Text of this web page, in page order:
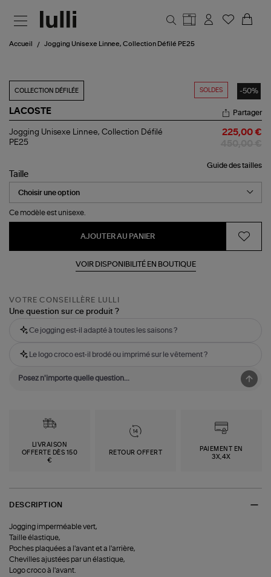
Accueil Jogging Unisexe Linnee, Collection Défilé PE25
SOLDES -50%
COLLECTION DÉFILÉE
LACOSTE
Jogging
Unisexe
Défilé
PE25
Partager
Jogging Unisexe Linnee, Collection Défilé
PE25
225,00 €
Guide des tailles
Taille
Ce modèle est unisexe.
AJOUTER AU PANIER
VOIR DISPONIBILITÉ EN BOUTIQUE
VOTRE CONSEILLÈRE LULLI
Une question sur ce produit ?
Ce jogging est-il adapté à toutes les saisons ?
Le logo croco est-il brodé ou imprimé sur le vêtement ?
LIVRAISON
OFFERTE DÈS 150
€
RETOUR OFFERT
PAIEMENT EN
3X,4X
DESCRIPTION
Jogging imperméable vert,
Taille élastique,
Poches plaquées a l'avant et a l'arrière,
Chevilles ajustées par un élastique,
Logo croco à l'avant.